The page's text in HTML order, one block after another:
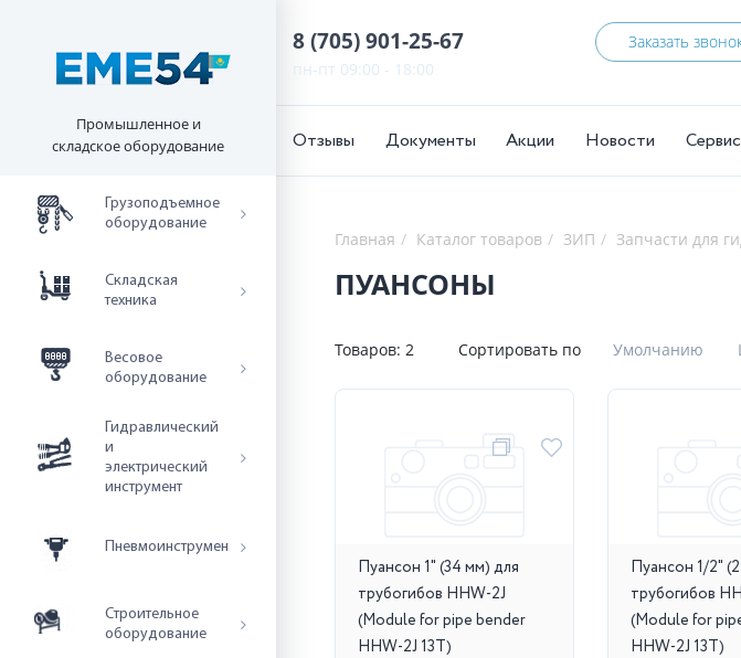
Промышленное и
складское оборудование
Грузоподъемное
оборудование
Складская
техника
Весовое
оборудование
Гидравлический
и
электрический
инструмент
Пневмоинструмент
Строительное
оборудование
8 (705) 901-25-67
пн-пт 09:00 - 18:00
Заказать
Отзывы Документы Акции Новости
Главная Каталог товаров ЗИП Запчасти для
ПУАНСОНЫ
Товаров: 2 Сортировать по Умолчанию
Пуансон 1" (34 мм) для
трубогибов HHW-2J
(Module for pipe bender
HHW-2J 13T)
Пуансон 1/2"
трубогибов
(Module for
HHW-2J 13T)